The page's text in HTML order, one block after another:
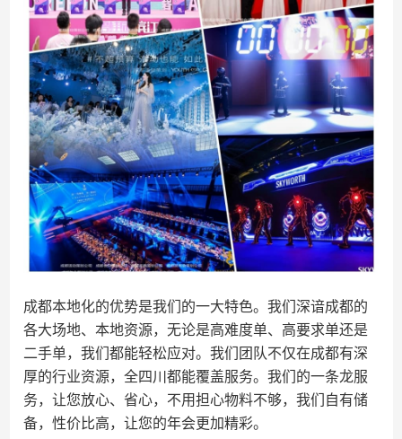
成都本地化的优势是我们的一大特色。我们深谙成都的
各大场地、本地资源，无论是高难度单、高要求单还是
二手单，我们都能轻松应对。我们团队不仅在成都有深
厚的行业资源，全四川都能覆盖服务。我们的一条龙服
务，让您放心、省心，不用担心物料不够，我们自有储
备，性价比高，让您的年会更加精彩。